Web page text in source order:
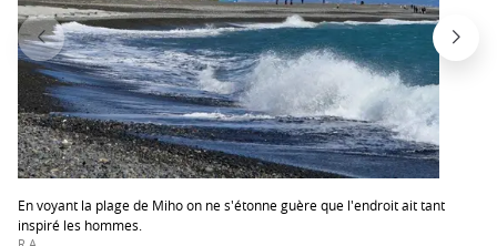
En voyant la plage de Miho on ne s'étonne guère que l'endroit ait tant
inspiré les hommes.